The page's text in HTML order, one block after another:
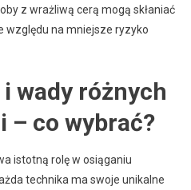
z wrażliwą cerą mogą skłaniać
względu na mniejsze ryzyko
wady różnych
– co wybrać?
istotną rolę w osiąganiu
technika ma swoje unikalne